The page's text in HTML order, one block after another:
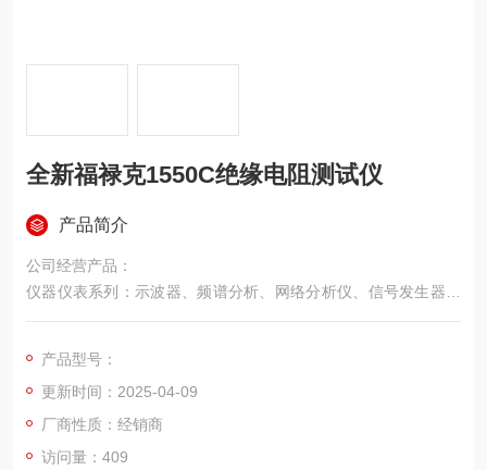
全新福禄克1550C绝缘电阻测试仪
产品简介
公司经营产品：
仪器仪表系列：示波器、频谱分析、网络分析仪、信号发生器、
色彩分析仪、音频分析仪、耐压测试仪、直流电源、地线导通测
计、测试探头等等。
产品型号：
更新时间：2025-04-09
厂商性质：经销商
访问量：409